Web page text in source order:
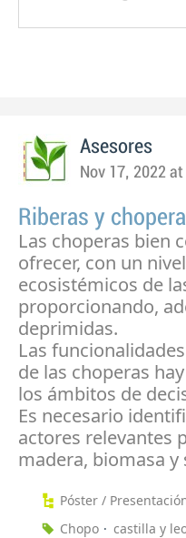
Asesores
Nov 17, 2022
Riberas y
Las choperas bien
ofrecer, con un
ecosistémicos de
proporcionando,
deprimidas.
Las
de las choperas
los ámbitos de
Es necesario
actores relevantes
madera, biomasa
Póster /
Chopo
castilla y